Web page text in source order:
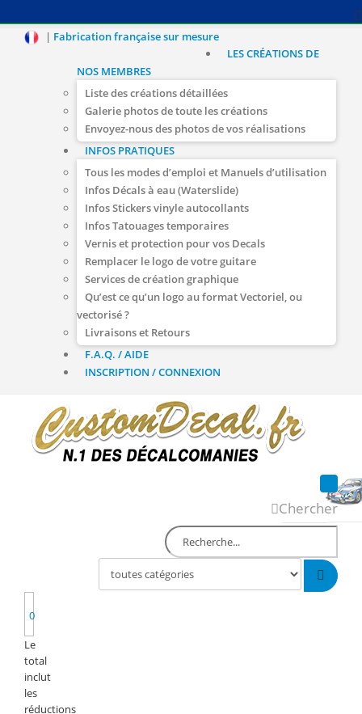
| Fabrication française sur mesure
LES CRÉATIONS DE
NOS MEMBRES
Liste des créations détaillées
Galerie photos de toute les créations
Envoyez-nous des photos de vos réalisations
INFOS PRATIQUES
Tous les modes d’emploi et Manuels d’utilisation
Infos Décals à eau (Waterslide)
Infos Stickers vinyle autocollants
Infos Tatouages temporaires
Vernis et protection pour vos Decals
Remplacer le logo de votre guitare
Services de création graphique
Qu’est ce qu’un logo au format Vectoriel, ou
vectorisé ?
Livraisons et Retours
F.A.Q. / AIDE
INSCRIPTION / CONNEXION
Chercher
0
Le
total
inclut
les
réductions